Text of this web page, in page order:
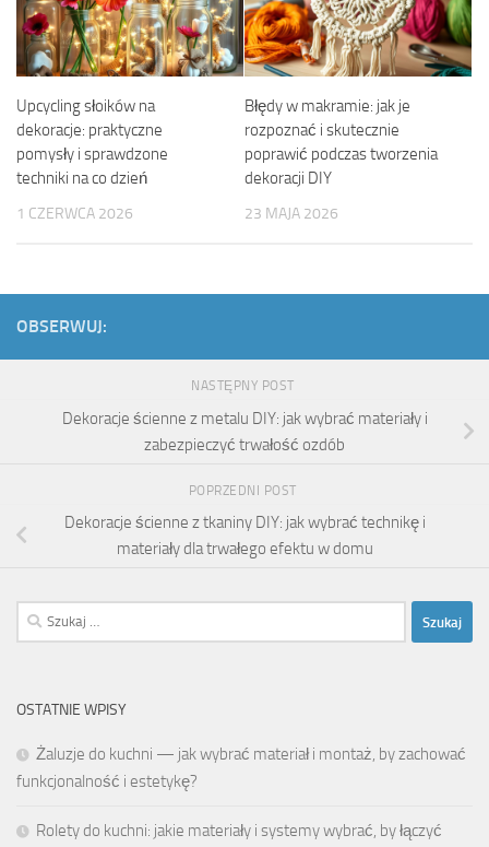
Upcycling słoików na
dekoracje: praktyczne
pomysły i sprawdzone
techniki na co dzień
1 CZERWCA 2026
Błędy w makramie: jak je
rozpoznać i skutecznie
poprawić podczas tworzenia
dekoracji DIY
23 MAJA 2026
OBSERWUJ:
NASTĘPNY POST
Dekoracje ścienne z metalu DIY: jak wybrać materiały i
zabezpieczyć trwałość ozdób
POPRZEDNI POST
Dekoracje ścienne z tkaniny DIY: jak wybrać technikę i
materiały dla trwałego efektu w domu
Szukaj:
OSTATNIE WPISY
Żaluzje do kuchni — jak wybrać materiał i montaż, by zachować
funkcjonalność i estetykę?
Rolety do kuchni: jakie materiały i systemy wybrać, by łączyć